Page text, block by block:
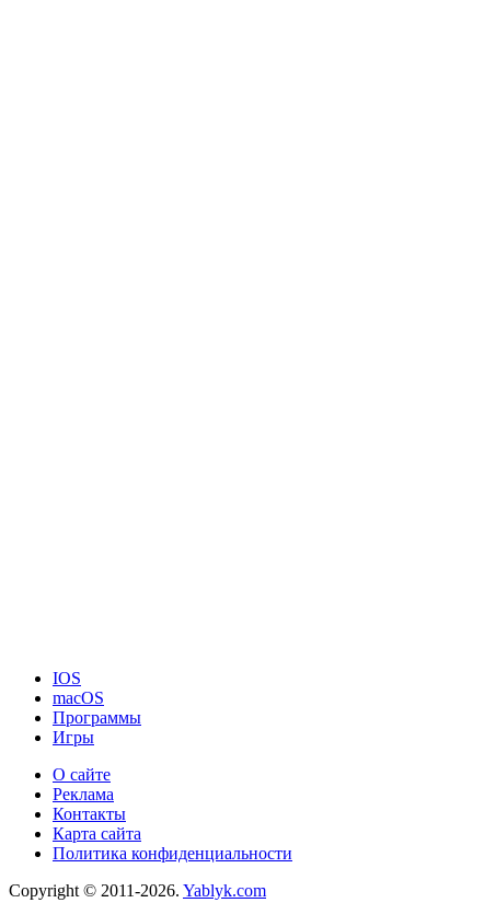
IOS
macOS
Программы
Игры
О сайте
Реклама
Контакты
Карта сайта
Политика конфиденциальности
Copyright © 2011-2026. Yablyk.сom